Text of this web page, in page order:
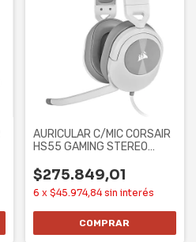
AURICULAR C/MIC CORSAIR
HS55 GAMING STEREO
$275.849,01
6 x $45.974,84 sin interés